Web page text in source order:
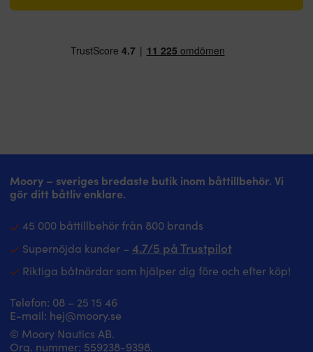
Moory – sveriges bredaste butik inom båttillbehör. Vi
gör ditt båtliv enklare.
45 000 båttillbehör från 800 brands
Supernöjda kunder – 4.7/5 på Trustpilot
Riktiga båtnördar som hjälper dig före och efter köp!
Telefon: 08 – 25 15 46
E-mail: hej@moory.se
© Moory Nautics AB.
Org. nummer: 5‍59238-9398.